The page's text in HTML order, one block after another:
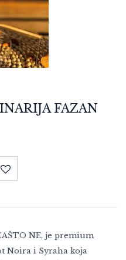
FAZAN
NE, je premium
Noira i Syraha koja